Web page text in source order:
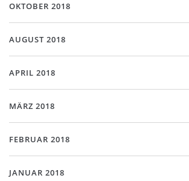
OKTOBER 2018
AUGUST 2018
APRIL 2018
MÄRZ 2018
FEBRUAR 2018
JANUAR 2018